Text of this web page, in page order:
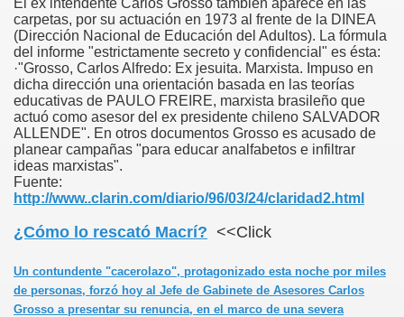
El ex intendente Carlos Grosso también aparece en las
carpetas, por su actuación en 1973 al frente de la DINEA
(Dirección Nacional de Educación del Adultos). La fórmula
del informe "estrictamente secreto y confidencial" es ésta:
·"Grosso, Carlos Alfredo: Ex jesuita. Marxista. Impuso en
dicha dirección una orientación basada en las teorías
educativas de PAULO FREIRE, marxista brasileño que
actuó como asesor del ex presidente chileno SALVADOR
ALLENDE". En otros documentos Grosso es acusado de
planear campañas "para educar analfabetos e infiltrar
ideas marxistas".
Fuente:
http://www..clarin.com/diario/96/03/24/claridad2.html
¿Cómo lo rescató Macrí? <<Click
Un contundente "cacerolazo", protagonizado esta noche por miles
de personas, forzó hoy al Jefe de Gabinete de Asesores Carlos
Grosso a presentar su renuncia, en el marco de una severa